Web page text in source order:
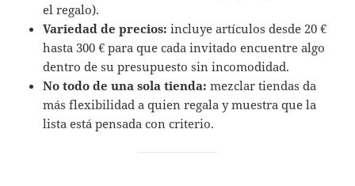
el regalo).
Variedad de precios: incluye artículos desde 20 €
hasta 300 € para que cada invitado encuentre algo
dentro de su presupuesto sin incomodidad.
No todo de una sola tienda: mezclar tiendas da
más flexibilidad a quien regala y muestra que la
lista está pensada con criterio.